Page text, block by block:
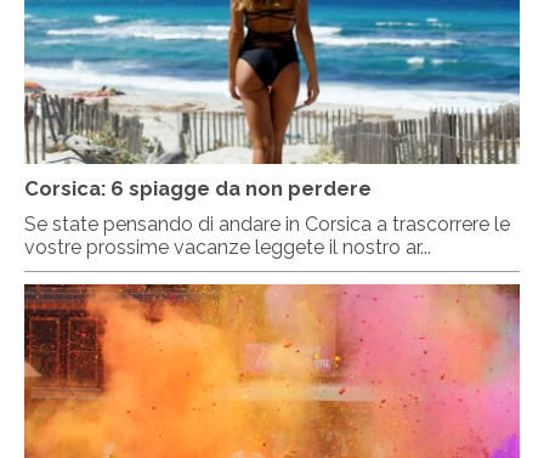
Corsica: 6 spiagge da non perdere
Se state pensando di andare in Corsica a trascorrere le
vostre prossime vacanze leggete il nostro ar...